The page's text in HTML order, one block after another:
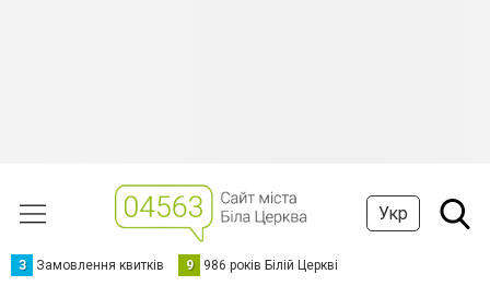
Укр
З Замовлення квитків 9 986 років Білій Церкві